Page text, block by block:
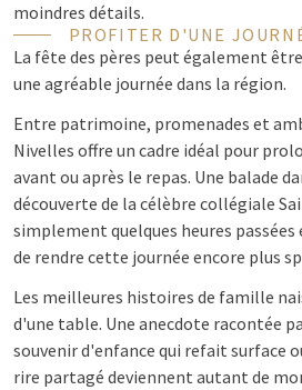
moindres détails.
PROFITER D'UNE
La fête des pères peut également
une agréable journée dans la région.
Entre patrimoine, promenades et
Nivelles offre un cadre idéal pour
avant ou après le repas. Une balade
découverte de la célèbre collégiale
simplement quelques heures
de rendre cette journée encore plus
Les meilleures histoires de famille
d'une table. Une anecdote racontée
souvenir d'enfance qui refait surface
rire partagé deviennent autant de